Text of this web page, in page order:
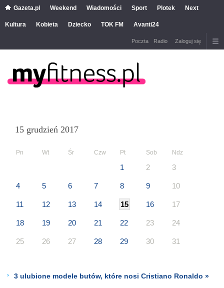
Gazeta.pl Weekend Wiadomości Sport Plotek Next
Kultura Kobieta Dziecko TOK FM Avanti24
Poczta Radio Zaloguj się
15 grudzień 2017
Pn Wt Śr Czw Pt Sob Ndz
1 2 3
4 5 6 7 8 9 10
11 12 13 14 15 16 17
18 19 20 21 22 23 24
25 26 27 28 29 30 31
3 ulubione modele butów, które nosi Cristiano Ronaldo »